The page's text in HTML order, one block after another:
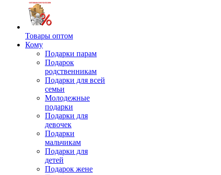
Товары оптом
Кому
Подарки парам
Подарок
родственникам
Подарки для всей
семьи
Молодежные
подарки
Подарки для
девочек
Подарки
мальчикам
Подарки для
детей
Подарок жене